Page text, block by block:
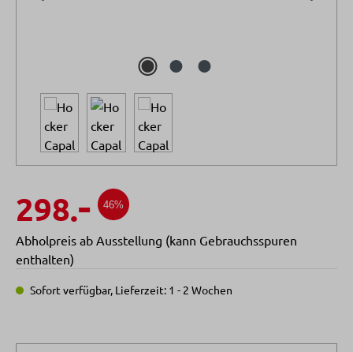
298.- 46%
Abholpreis ab Ausstellung (kann Gebrauchsspuren
enthalten)
Sofort verfügbar, Lieferzeit: 1 - 2 Wochen